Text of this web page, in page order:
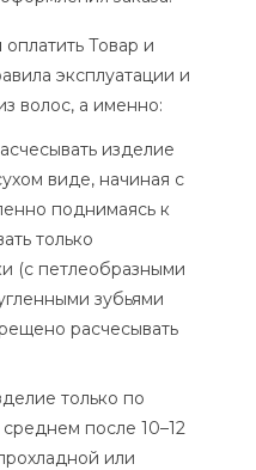
оплатить Товар и
эксплуатации и
волос, а именно:
изделие
виде, начиная с
поднимаясь к
только
(с петлеобразными
зубьями
расчесывать
только по
после 10–12
или